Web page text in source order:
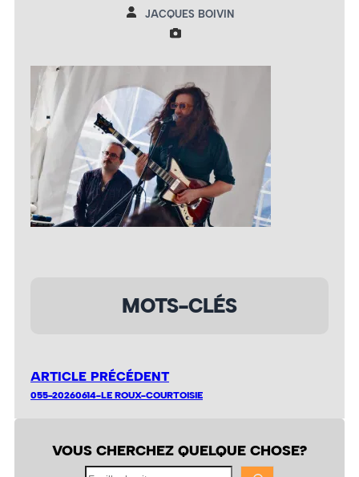
JACQUES BOIVIN
MOTS-CLÉS
ARTICLE PRÉCÉDENT
055-20260614-LE ROUX-COURTOISIE
VOUS CHERCHEZ QUELQUE CHOSE?